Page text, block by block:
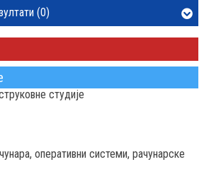
студије
оперативни системи, рачунарске
(0)